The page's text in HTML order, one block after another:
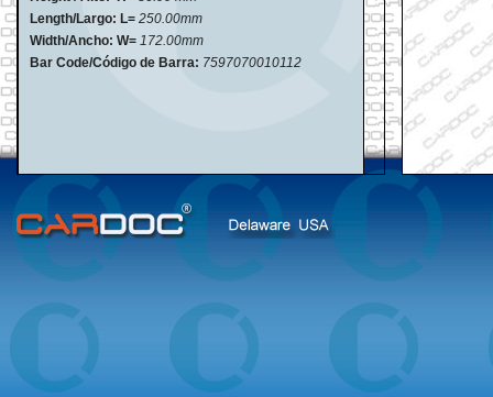
Length/Largo: L= 250.00mm
Width/Ancho: W= 172.00mm
Bar Code/Código de Barra: 7597070010112